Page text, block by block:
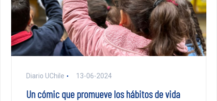
Diario UChile 13-06-2024
Un cómic que promueve los hábitos de vida